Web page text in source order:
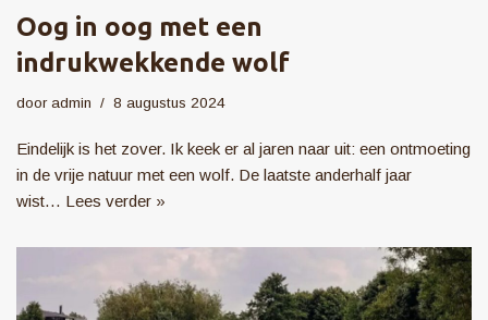
Oog in oog met een
indrukwekkende wolf
door admin 8 augustus 2024
Eindelijk is het zover. Ik keek er al jaren naar uit: een ontmoeting
in de vrije natuur met een wolf. De laatste anderhalf jaar
wist… Lees verder »